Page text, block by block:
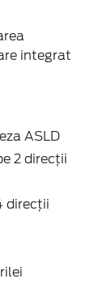
integrat
ASLD
2 direcții
direcții